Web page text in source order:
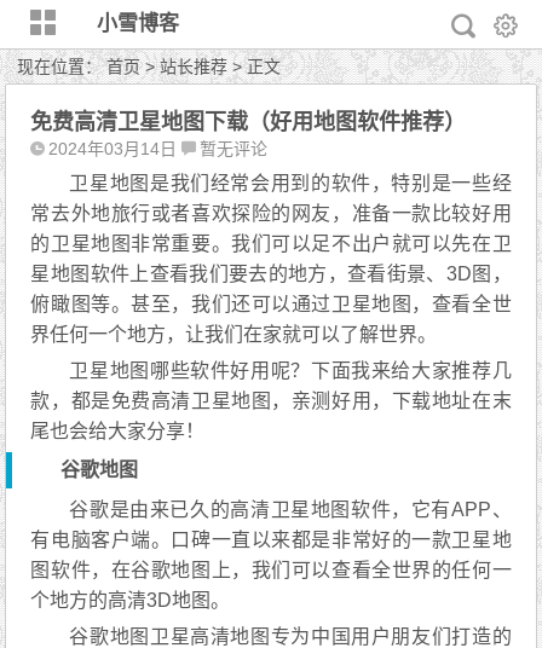
小雪博客
现在位置：首页>站长推荐> 正文
免费高清卫星地图下载（好用地图软件推荐）
2024年03月14日 暂无评论
卫星地图是我们经常会用到的软件，特别是一些经
常去外地旅行或者喜欢探险的网友，准备一款比较好用
的卫星地图非常重要。我们可以足不出户就可以先在卫
星地图软件上查看我们要去的地方，查看街景、3D图，
俯瞰图等。甚至，我们还可以通过卫星地图，查看全世
界任何一个地方，让我们在家就可以了解世界。
卫星地图哪些软件好用呢？下面我来给大家推荐几
款，都是免费高清卫星地图，亲测好用，下载地址在末
尾也会给大家分享！
谷歌地图
谷歌是由来已久的高清卫星地图软件，它有APP、
有电脑客户端。口碑一直以来都是非常好的一款卫星地
图软件，在谷歌地图上，我们可以查看全世界的任何一
个地方的高清3D地图。
谷歌地图卫星高清地图专为中国用户朋友们打造的